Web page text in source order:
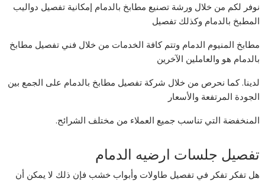
نوفر لكم من خلال ورشة تصنيع مطابخ بالدمام إمكانية تفصيل دواليب
المطبخ بالدمام وكذلك تفصيل
مطابخ المنيوم الدمام وتتم كافة الخدمات من خلال فني تفصيل مطابخ
بالدمام هو والعاملين الآخرين
لدينا. كما نحرص من خلال شركة تفصيل مطابخ بالدمام على الجمع بين
الجودة المرتفعة والأسعار
المنخفضة التي تناسب جميع العملاء من مختلف الشرائح.
تفصيل جلسات ارضيه الدمام
هل تفكر تفكر في تفصيل طاولات وأبواب خشب فإن ذلك لا يمكن أن